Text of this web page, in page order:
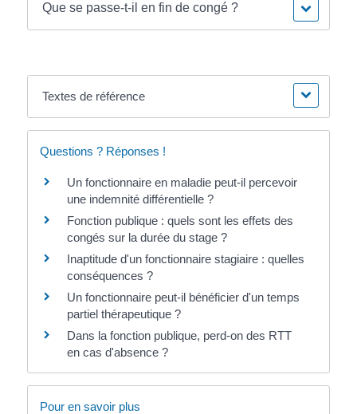
Que se passe-t-il en fin de congé ?
Textes de référence
Questions ? Réponses !
Un fonctionnaire en maladie peut-il percevoir
une indemnité différentielle ?
Fonction publique : quels sont les effets des
congés sur la durée du stage ?
Inaptitude d'un fonctionnaire stagiaire : quelles
conséquences ?
Un fonctionnaire peut-il bénéficier d'un temps
partiel thérapeutique ?
Dans la fonction publique, perd-on des RTT
en cas d'absence ?
Pour en savoir plus